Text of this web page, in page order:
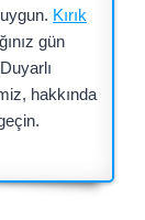
Kırık
gün
hakkında